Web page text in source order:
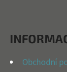
Obchodní